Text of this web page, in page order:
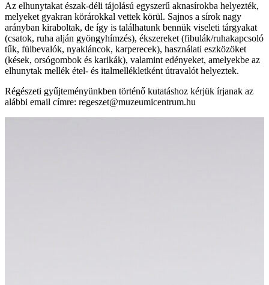
Az elhunytakat észak-déli tájolású egyszerű aknasírokba helyezték,
melyeket gyakran körárokkal vettek körül. Sajnos a sírok nagy
arányban kiraboltak, de így is találhatunk bennük viseleti tárgyakat
(csatok, ruha alján gyöngyhímzés), ékszereket (fibulák/ruhakapcsoló
tűk, fülbevalók, nyakláncok, karperecek), használati eszközöket
(kések, orsógombok és karikák), valamint edényeket, amelyekbe az
elhunytak mellék étel- és italmellékletként útravalót helyeztek.
Régészeti gyűjteményünkben történő kutatáshoz kérjük írjanak az
alábbi email címre: regeszet@muzeumicentrum.hu